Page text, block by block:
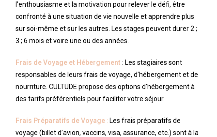
l’enthousiasme et la motivation pour relever le défi, être
confronté à une situation de vie nouvelle et apprendre plus
sur soi-même et sur les autres. Les stages peuvent durer 2 ;
3 ; 6 mois et voire une ou des années.
Frais de Voyage et Hébergement : Les stagiaires sont
responsables de leurs frais de voyage, d’hébergement et de
nourriture. CULTUDE propose des options d’hébergement à
des tarifs préférentiels pour faciliter votre séjour.
Frais Préparatifs de Voyage : Les frais préparatifs de
voyage (billet d’avion, vaccins, visa, assurance, etc.) sont à la